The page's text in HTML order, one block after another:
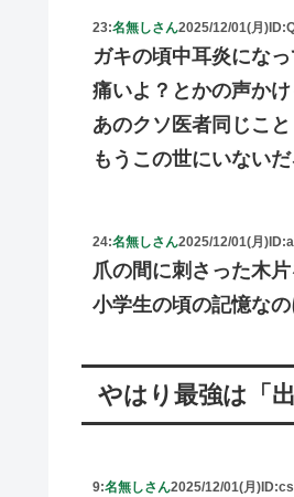
23:名無しさん2025/12/01(月)
ガキの頃中耳炎にな
痛いよ？とかの声か
あのクソ医者同じこ
もうこの世にいない
24:名無しさん2025/12/01(月)
爪の間に刺さった木
小学生の頃の記憶な
やはり最強は「
9:名無しさん2025/12/01(月)